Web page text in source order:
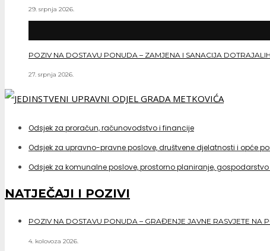
29. srpnja 2026.
POZIV NA DOSTAVU PONUDA – ZAMJENA I SANACIJA
27. srpnja 2026.
Odsjek za proračun, računovodstvo i financije
Odsjek za upravno-pravne poslove, društvene djelatnosti i opće
Odsjek za komunalne poslove, prostorno planiranje, gospodarstvo
NATJEČAJI I POZIVI
POZIV NA DOSTAVU PONUDA – GRAĐENJE JAVNE RASVJETE NA
4. kolovoza 2026.